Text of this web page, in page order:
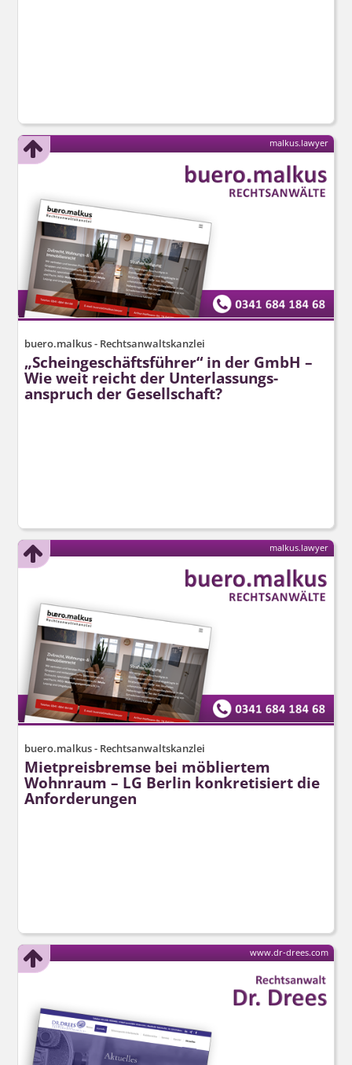
buero.malkus - Rechtsanwaltskanzlei
„Scheingeschäftsführer“ in der GmbH –
Wie weit reicht der Unterlassungs­
anspruch der Gesellschaft?
malkus.lawyer
buero.malkus - Rechtsanwaltskanzlei
Mietpreisbremse bei möbliertem
Wohnraum – LG Berlin konkretisiert die
Anforderungen
malkus.lawyer
www.dr-drees.com